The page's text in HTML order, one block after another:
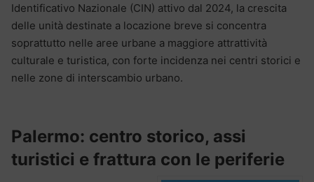
Identificativo Nazionale (CIN) attivo dal 2024, la crescita
delle unità destinate a locazione breve si concentra
soprattutto nelle aree urbane a maggiore attrattività
culturale e turistica, con forte incidenza nei centri storici e
nelle zone di interscambio urbano.
Palermo: centro storico, assi
turistici e frattura con le periferie